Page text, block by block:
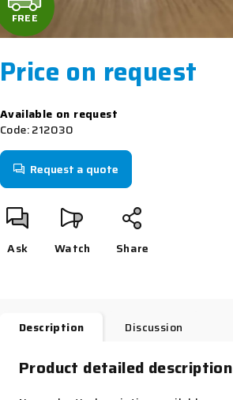
Price on request
price:
Available on request
Code:212030
Request a quote
Ask Watch Share
R
E
E
FREE
Description Discussion
Product detailed description